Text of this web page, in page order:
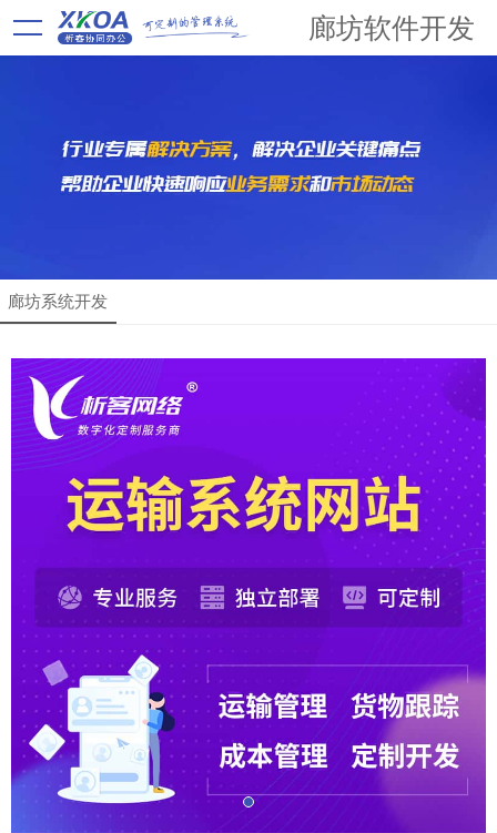
廊坊软件开发
廊坊系统开发